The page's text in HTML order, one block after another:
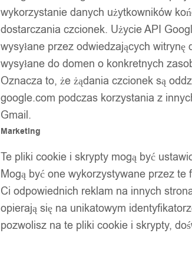
wykorzystanie danych użytkowników
dostarczania czcionek. Użycie API
wysyłane przez odwiedzających
wysyłane do domen o konkretnych
Oznacza to, że żądania czcionek są
google.com podczas korzystania z
Gmail.
Marketing
Te pliki cookie i skrypty mogą być
Mogą być one wykorzystywane przez
Ci odpowiednich reklam na innych
opierają się na unikatowym
pozwolisz na te pliki cookie i skrypty,